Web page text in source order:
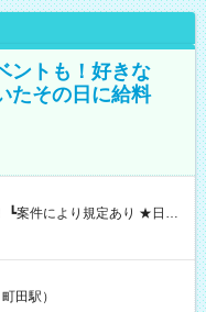
ントも！好きな
たその日に給料
日に現金GET♪ お仕事後はコ
【試用期間】試
田駅）